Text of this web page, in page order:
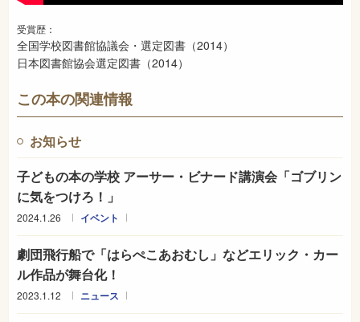
受賞歴：
全国学校図書館協議会・選定図書（2014）
日本図書館協会選定図書（2014）
この本の関連情報
お知らせ
子どもの本の学校 アーサー・ビナード講演会「ゴブリン
に気をつけろ！」
2024.1.26 イベント
劇団飛行船で「はらぺこあおむし」などエリック・カー
ル作品が舞台化！
2023.1.12 ニュース